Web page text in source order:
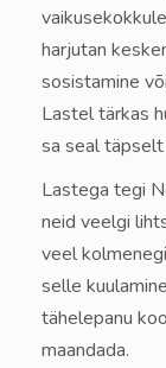
harjutan
sosistamine
Lastel tärkas
sa seal täpselt
Lastega tegi
neid veelgi
veel
selle
tähelepanu
maandada.